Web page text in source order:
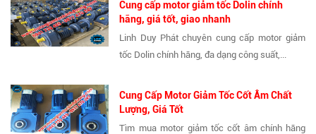
Cung cấp motor giảm tốc Dolin chính
hãng, giá tốt, giao nhanh
Linh Duy Phát chuyên cung cấp motor giảm
tốc Dolin chính hãng, đa dạng công suất,...
Cung Cấp Motor Giảm Tốc Cốt Âm Chất
Lượng, Giá Tốt
Tìm mua motor giảm tốc cốt âm chính hãng